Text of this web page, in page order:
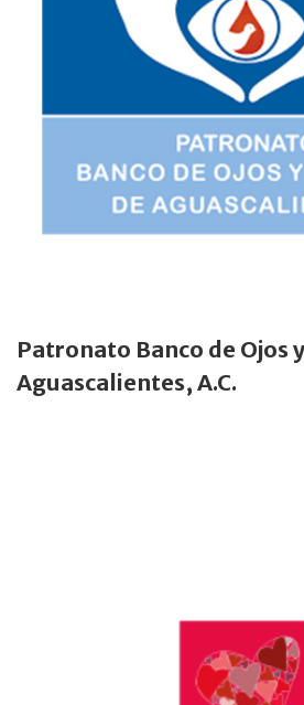
Patronato Banco de Ojos
Aguascalientes, A.C.